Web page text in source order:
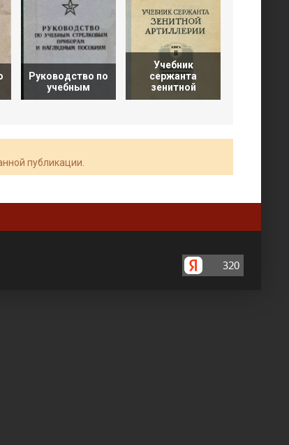
Руководство по
учебным
Учебник
сержанта
зенитной
публикации.